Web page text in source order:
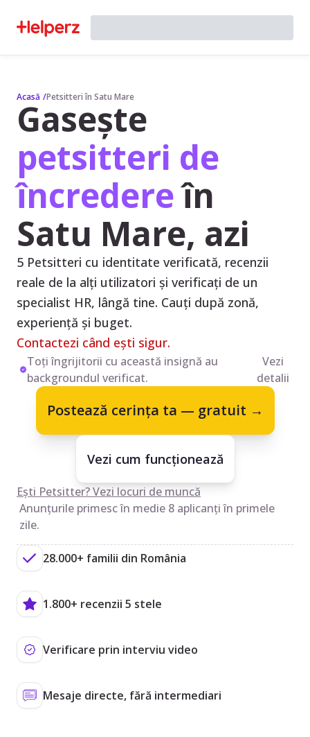
Acasă /Petsitteri în Satu Mare
Gasește
petsitteri de
încredereîn
Satu Mare, azi
5 Petsitteri cu identitate verificată, recenzii
reale de la alți utilizatori și verificați de un
specialist HR, lângă tine. Cauți după zonă,
experiență și buget.
Contactezi când ești sigur.
Toți îngrijitorii cu această insignă au
backgroundul verificat.
Vezi
detalii
Postează cerința ta — gratuit →
Vezi cum funcționează
Ești Petsitter? Vezi locuri de muncă
Anunțurile primesc în medie 8 aplicanți în primele
zile.
28.000+ familii din România
1.800+ recenzii 5 stele
Verificare prin interviu video
Mesaje directe, fără intermediari